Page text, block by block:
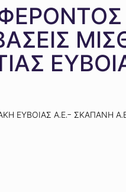
ΕΥΒΟΙΑΣ Α.Ε.- ΣΚΑΠΑΝΗ